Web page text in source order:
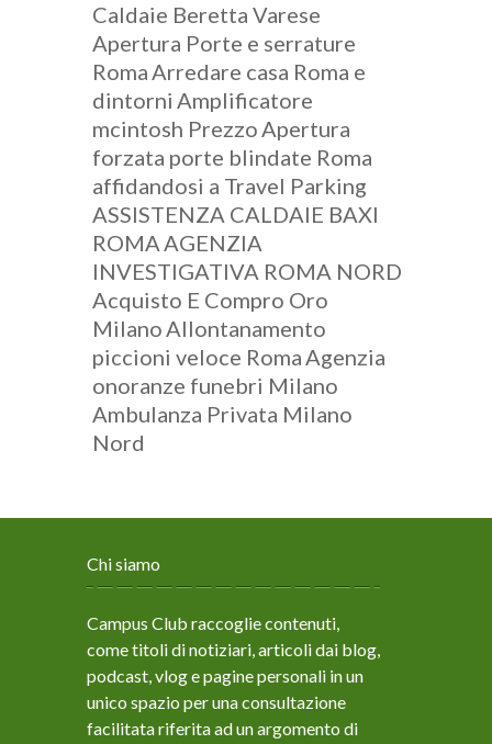
Caldaie Beretta Varese
Apertura Porte e serrature
RomaArredare casa Roma e
dintorni Amplificatore
mcintosh PrezzoApertura
forzata porte blindate Roma
affidandosi a Travel Parking
ASSISTENZA CALDAIE BAXI
ROMAAGENZIA
INVESTIGATIVA ROMA NORD
Acquisto E Compro Oro
MilanoAllontanamento
piccioni veloce RomaAgenzia
onoranze funebri Milano
Ambulanza Privata Milano
Nord
Chi siamo
Campus Club raccoglie contenuti,
come titoli di notiziari, articoli dai blog,
podcast, vlog e pagine personali in un
unico spazio per una consultazione
facilitata riferita ad un argomento di